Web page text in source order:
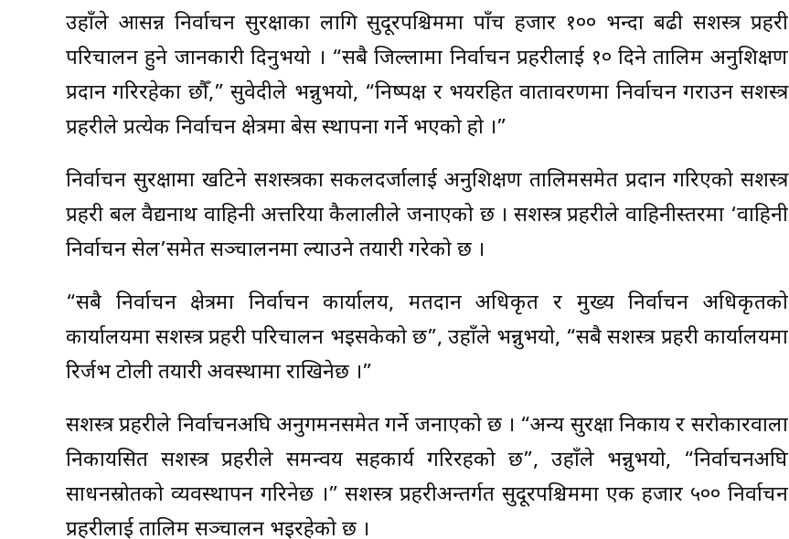
उहाँले आसन्न निर्वाचन सुरक्षाका लागि सुदूरपश्चिममा पाँच हजार १०० भन्दा बढी सशस्त्र प्रहरी
परिचालन हुने जानकारी दिनुभयो । “सबै जिल्लामा निर्वाचन प्रहरीलाई १० दिने तालिम अनुशिक्षण
प्रदान गरिरहेका छौँ,” सुवेदीले भन्नुभयो, “निष्पक्ष र भयरहित वातावरणमा निर्वाचन गराउन सशस्त्र
प्रहरीले प्रत्येक निर्वाचन क्षेत्रमा बेस स्थापना गर्ने भएको हो ।”
निर्वाचन सुरक्षामा खटिने सशस्त्रका सकलदर्जालाई अनुशिक्षण तालिमसमेत प्रदान गरिएको सशस्त्र
प्रहरी बल वैद्यनाथ वाहिनी अत्तरिया कैलालीले जनाएको छ । सशस्त्र प्रहरीले वाहिनीस्तरमा ‘वाहिनी
निर्वाचन सेल’समेत सञ्चालनमा ल्याउने तयारी गरेको छ ।
“सबै निर्वाचन क्षेत्रमा निर्वाचन कार्यालय, मतदान अधिकृत र मुख्य निर्वाचन अधिकृतको
कार्यालयमा सशस्त्र प्रहरी परिचालन भइसकेको छ”, उहाँले भन्नुभयो, “सबै सशस्त्र प्रहरी कार्यालयमा
रिर्जभ टोली तयारी अवस्थामा राखिनेछ ।”
सशस्त्र प्रहरीले निर्वाचनअघि अनुगमनसमेत गर्ने जनाएको छ । “अन्य सुरक्षा निकाय र सरोकारवाला
निकायसित सशस्त्र प्रहरीले समन्वय सहकार्य गरिरहको छ”, उहाँले भन्नुभयो, “निर्वाचनअघि
साधनस्रोतको व्यवस्थापन गरिनेछ ।” सशस्त्र प्रहरीअन्तर्गत सुदूरपश्चिममा एक हजार ५०० निर्वाचन
प्रहरीलाई तालिम सञ्चालन भइरहेको छ ।